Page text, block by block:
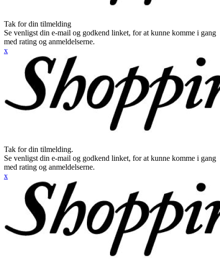
Tak for din tilmelding
Se venligst din e-mail og godkend linket, for at kunne komme i gang
med rating og anmeldelserne.
x
Tak for din tilmelding.
Se venligst din e-mail og godkend linket, for at kunne komme i gang
med rating og anmeldelserne.
x